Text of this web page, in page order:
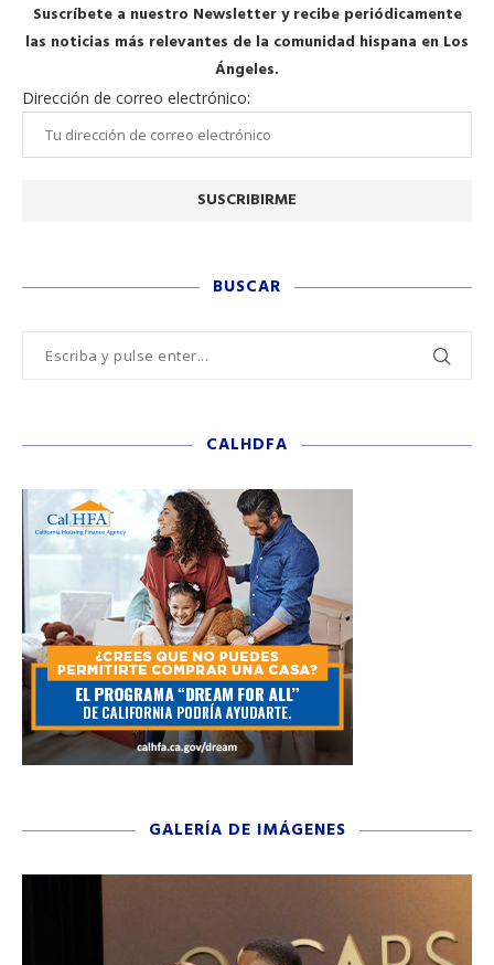
Suscríbete a nuestro Newsletter y recibe periódicamente
las noticias más relevantes de la comunidad hispana en Los
Ángeles.
Dirección de correo electrónico:
BUSCAR
CALHDFA
GALERÍA DE IMÁGENES